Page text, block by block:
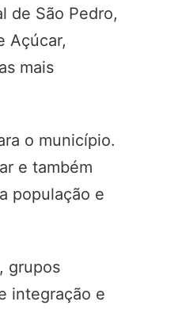
de São Pedro,
Açúcar,
mais
o município.
e também
população e
grupos
integração e